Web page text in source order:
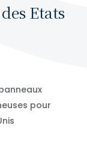
Etats
pour